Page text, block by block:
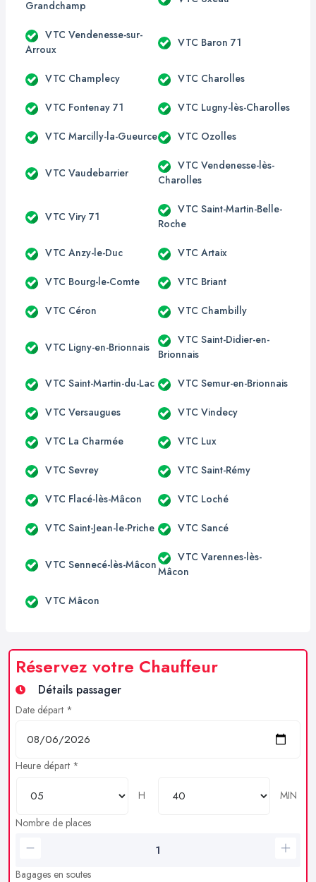
Grandchamp
VTC Vendenesse-sur-
Arroux
VTC Baron 71
VTC Champlecy VTC Charolles
VTC Fontenay 71 VTC Lugny-lès-Charolles
VTC Marcilly-la-Gueurce VTC Ozolles
VTC Vaudebarrier
VTC Vendenesse-lès-
Charolles
VTC Viry 71
VTC Saint-Martin-Belle-
Roche
VTC Anzy-le-Duc VTC Artaix
VTC Bourg-le-Comte VTC Briant
VTC Céron VTC Chambilly
VTC Ligny-en-Brionnais
VTC Saint-Didier-en-
Brionnais
VTC Saint-Martin-du-Lac VTC Semur-en-Brionnais
VTC Versaugues VTC Vindecy
VTC La Charmée VTC Lux
VTC Sevrey VTC Saint-Rémy
VTC Flacé-lès-Mâcon VTC Loché
VTC Saint-Jean-le-Priche VTC Sancé
VTC Sennecé-lès-Mâcon
VTC Varennes-lès-
Mâcon
VTC Mâcon
Réservez votre Chauffeur
Détails passager
Date départ *
Heure départ *
H
MIN
Nombre de places
Bagages en soutes